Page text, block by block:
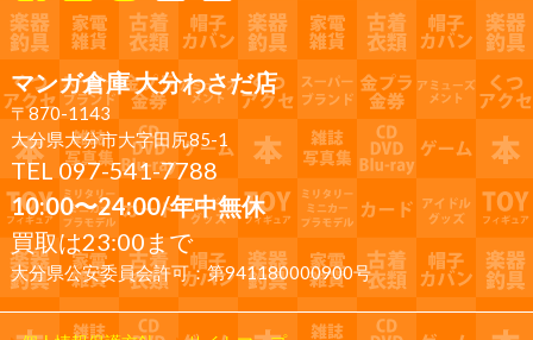
マンガ倉庫 大分わさだ店
〒870-1143
大分県大分市大字田尻85-1
TEL 097-541-7788
10:00〜24:00/年中無休
買取は23:00まで
大分県公安委員会許可：第941180000900号